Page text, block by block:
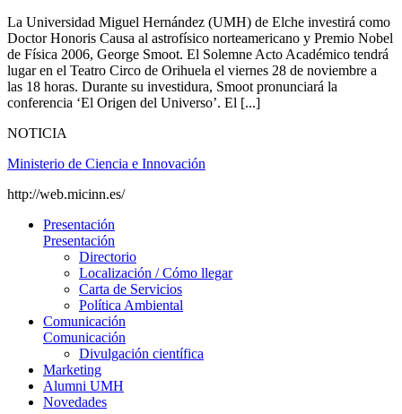
La Universidad Miguel Hernández (UMH) de Elche investirá como
Doctor Honoris Causa al astrofísico norteamericano y Premio Nobel
de Física 2006, George Smoot. El Solemne Acto Académico tendrá
lugar en el Teatro Circo de Orihuela el viernes 28 de noviembre a
las 18 horas. Durante su investidura, Smoot pronunciará la
conferencia ‘El Origen del Universo’. El [...]
NOTICIA
Ministerio de Ciencia e Innovación
http://web.micinn.es/
Presentación
Presentación
Directorio
Localización / Cómo llegar
Carta de Servicios
Política Ambiental
Comunicación
Comunicación
Divulgación científica
Marketing
Alumni UMH
Novedades